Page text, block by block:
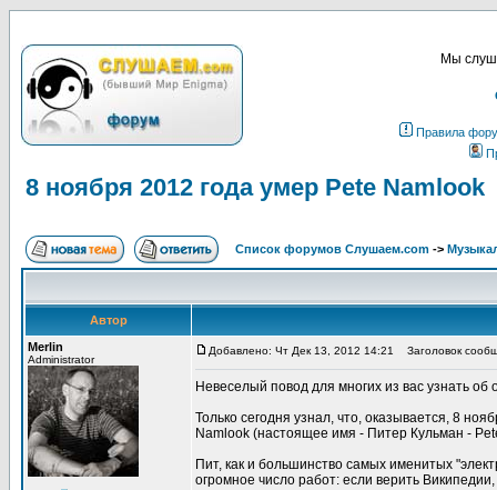
Мы
Правила
8 ноября 2012 года умер Pete Namlook
Список форумов Слушаем.com ->
Автор
Merlin
Administrator
Добавлено: Чт Дек 13, 2012 14:21 Заголовок
Невеселый повод для многих из вас узнать
Только сегодня узнал, что, оказывается, 8
Namlook (настоящее имя - Питер Кульман -
Пит, как и большинство самых именитых
огромное число работ: если верить